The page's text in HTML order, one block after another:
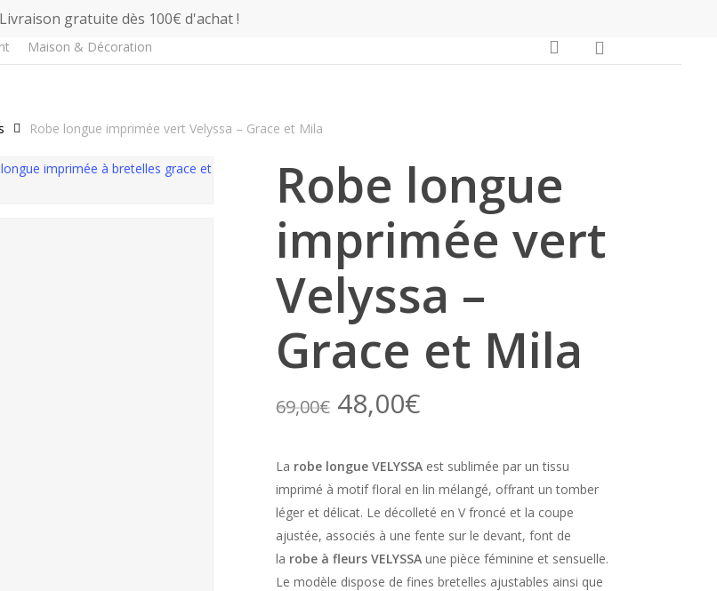
Livraison gratuite dès 100€ d'achat !
Maison & Décoration search
Robe longue imprimée vert Velyssa – Grace et Mila
Robe longue
imprimée vert
Velyssa –
Grace et Mila
69,00€ Le
prix
initial
était :
69,00€.
48,00€
actuel
est :
48,00€.
La robe longue VELYSSA est sublimée par un tissu
imprimé à motif floral en lin mélangé, offrant un tomber
léger et délicat. Le décolleté en V froncé et la coupe
ajustée, associés à une fente sur le devant, font de
la robe à fleurs VELYSSA une pièce féminine et sensuelle.
Le modèle dispose de fines bretelles ajustables ainsi que